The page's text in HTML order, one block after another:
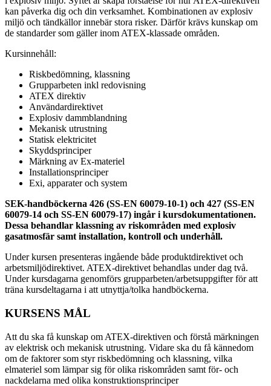
kan påverka dig och din verksamhet. Kombinationen av explosiv
miljö och tändkällor innebär stora risker. Därför krävs kunskap om
de standarder som gäller inom ATEX-klassade områden.
Kursinnehåll:
Riskbedömning, klassning
Grupparbeten inkl redovisning
ATEX direktiv
Användardirektivet
Explosiv dammblandning
Mekanisk utrustning
Statisk elektricitet
Skyddsprinciper
Märkning av Ex-materiel
Installationsprinciper
Exi, apparater och system
SEK-handböckerna 426 (SS-EN 60079-10-1) och 427 (SS-EN
60079-14 och SS-EN 60079-17) ingår i kursdokumentationen.
Dessa behandlar klassning av riskområden med explosiv
gasatmosfär samt installation, kontroll och underhåll.
Under kursen presenteras ingående både produktdirektivet och
arbetsmiljödirektivet. ATEX-direktivet behandlas under dag två.
Under kursdagarna genomförs grupparbeten/arbetsuppgifter för att
träna kursdeltagarna i att utnyttja/tolka handböckerna.
KURSENS MÅL
Att du ska få kunskap om ATEX-direktiven och förstå märkningen
av elektrisk och mekanisk utrustning. Vidare ska du få kännedom
om de faktorer som styr riskbedömning och klassning, vilka
elmateriel som lämpar sig för olika riskområden samt för- och
nackdelarna med olika konstruktionsprinciper